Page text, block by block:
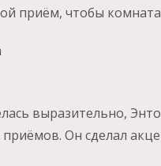
приём, чтобы
выразительно,
Он сделал